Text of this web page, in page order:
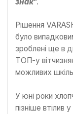
Рішення
було
зроблені ще в
ТОП-у
можливих
У юні роки
пізніше втілив